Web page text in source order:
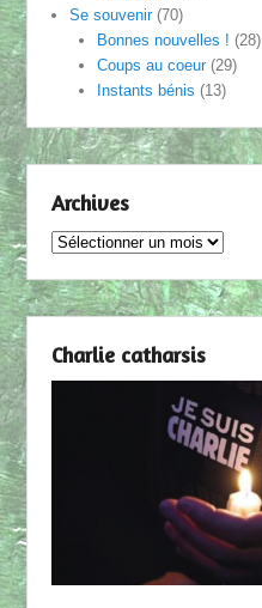
Se souvenir(70)
Bonnes nouvelles ! (28)
Coups au coeur(29)
Instants bénis (13)
Archives
Archives
Charlie catharsis